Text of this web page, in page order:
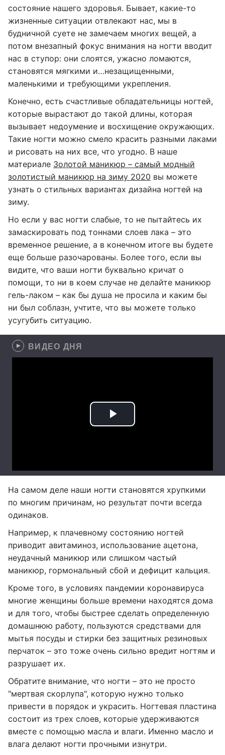
состояние нашего здоровья. Бывает, какие-то
жизненные ситуации отвлекают нас, мы в
будничной суете не замечаем многих вещей, а
потом внезапный фокус внимания на ногти вводит
нас в ступор: они слоятся, ужасно ломаются,
становятся мягкими и…незащищенными,
маленькими и требующими укрепления.
Конечно, есть счастливые обладательницы ногтей,
которые вырастают до такой длины, которая
вызывает недоумение и восхищение окружающих.
Такие ногти можно смело красить разными лаками
и рисовать на них все, что угодно. В наше
материале Золотой маникюр – самый модный
золотистый маникюр на зиму 2020 вы можете
узнать о стильных вариантах дизайна ногтей на
зиму.
Но если у вас ногти слабые, то не пытайтесь их
замаскировать под тоннами слоев лака – это
временное решение, а в конечном итоге вы будете
еще больше разочарованы. Более того, если вы
видите, что ваши ногти буквально кричат о
помощи, то ни в коем случае не делайте маникюр
гель-лаком – как бы душа не просила и каким бы
ни был соблазн, учтите, что вы можете только
усугубить ситуацию.
ВИДЕО ДНЯ
На самом деле наши ногти становятся хрупкими
по многим причинам, но результат почти всегда
одинаков.
Например, к плачевному состоянию ногтей
приводит авитаминоз, использование ацетона,
неудачный маникюр или слишком частый
маникюр, гормональный сбой и дефицит кальция.
Кроме того, в условиях пандемии коронавируса
многие женщины больше времени находятся дома
и для того, чтобы быстрее сделать определенную
домашнюю работу, пользуются средствами для
мытья посуды и стирки без защитных резиновых
перчаток – это тоже очень сильно вредит ногтям и
разрушает их.
Обратите внимание, что ногти – это не просто
"мертвая скорлупа", которую нужно только
привести в порядок и украсить. Ногтевая пластина
состоит из трех слоев, которые удерживаются
вместе с помощью масла и влаги. Именно масло и
влага делают ногти прочными изнутри.